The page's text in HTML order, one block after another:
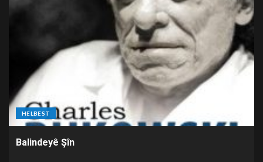
HELBEST
Balindeyê Şîn